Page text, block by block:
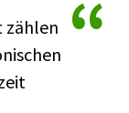
zählen
“